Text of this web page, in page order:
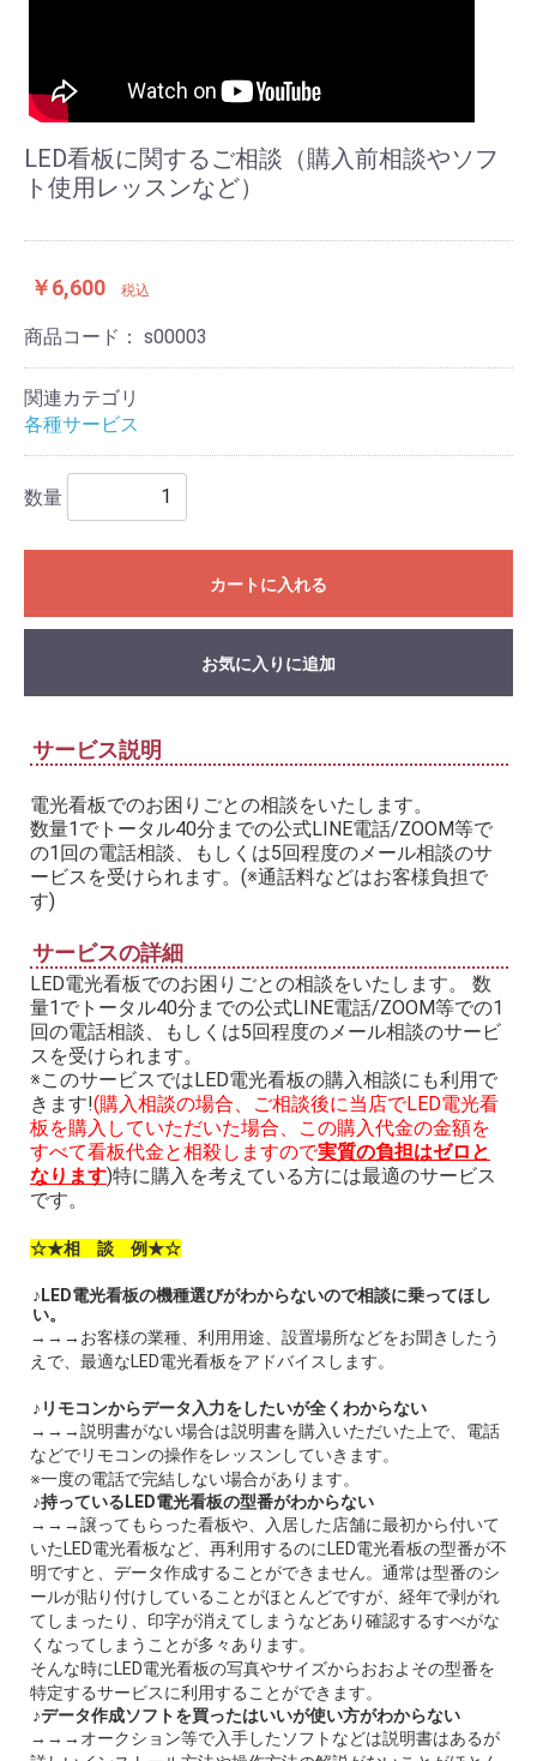
LED看板に関するご相談（購入前相談やソフ
ト使用レッスンなど）
￥6,600 税込
商品コード： s00003
関連カテゴリ
各種サービス
数量
カートに入れる
お気に入りに追加
サービス説明
電光看板でのお困りごとの相談をいたします。
数量1でトータル40分までの公式LINE電話/ZOOM等で
の1回の電話相談、もしくは5回程度のメール相談のサ
ービスを受けられます。(※通話料などはお客様負担で
す)
サービスの詳細
LED電光看板でのお困りごとの相談をいたします。 数
量1でトータル40分までの公式LINE電話/ZOOM等での1
回の電話相談、もしくは5回程度のメール相談のサービ
スを受けられます。
※このサービスではLED電光看板の購入相談にも利用で
きます!(購入相談の場合、ご相談後に当店でLED電光看
板を購入していただいた場合、この購入代金の金額を
すべて看板代金と相殺しますので実質の負担はゼロと
なります)特に購入を考えている方には最適のサービス
です。
☆★相 談 例★☆
♪LED電光看板の機種選びがわからないので相談に乗ってほし
い。
→→→お客様の業種、利用用途、設置場所などをお聞きしたう
えで、最適なLED電光看板をアドバイスします。
♪リモコンからデータ入力をしたいが全くわからない
→→→説明書がない場合は説明書を購入いただいた上で、電話
などでリモコンの操作をレッスンしていきます。
※一度の電話で完結しない場合があります。
♪持っているLED電光看板の型番がわからない
→→→譲ってもらった看板や、入居した店舗に最初から付いて
いたLED電光看板など、再利用するのにLED電光看板の型番が不
明ですと、データ作成することができません。通常は型番のシ
ールが貼り付けしていることがほとんどですが、経年で剥がれ
てしまったり、印字が消えてしまうなどあり確認するすべがな
くなってしまうことが多々あります。
そんな時にLED電光看板の写真やサイズからおおよその型番を
特定するサービスに利用することができます。
♪データ作成ソフトを買ったはいいが使い方がわからない
→→→オークション等で入手したソフトなどは説明書はあるが